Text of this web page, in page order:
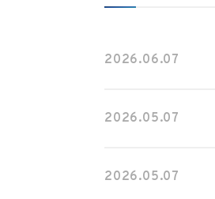
2026.06.07
2026.05.07
2026.05.07